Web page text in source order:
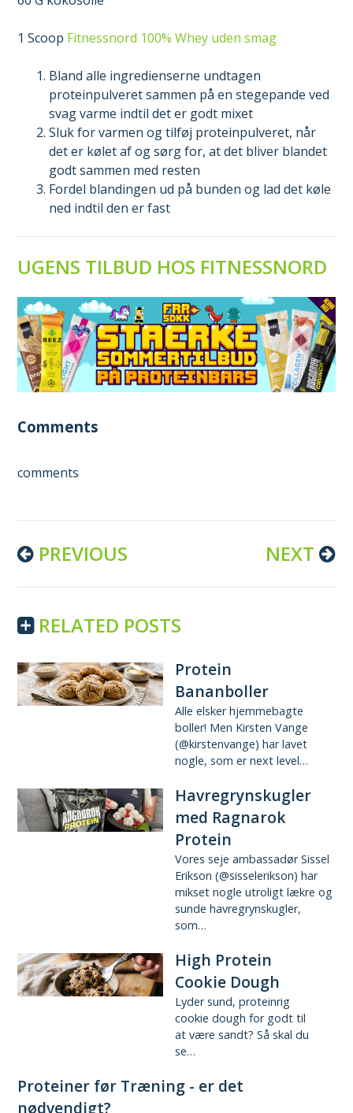
1 Scoop Fitnessnord 100% Whey uden smag
Bland alle ingredienserne undtagen
proteinpulveret sammen på en stegepande ved
svag varme indtil det er godt mixet
Sluk for varmen og tilføj proteinpulveret, når
det er kølet af og sørg for, at det bliver blandet
godt sammen med resten
Fordel blandingen ud på bunden og lad det køle
ned indtil den er fast
UGENS TILBUD HOS FITNESSNORD
Comments
comments
Continue
Reading
PREVIOUS NEXT
RELATED POSTS
Protein
Bananboller
Alle elsker hjemmebagte
boller! Men Kirsten Vange
(@kirstenvange) har lavet
nogle, som er next level…
Havregrynskugler
med Ragnarok
Protein
Vores seje ambassadør Sissel
Erikson (@sisselerikson) har
mikset nogle utroligt lækre og
sunde havregrynskugler,
som…
High Protein
Cookie Dough
Lyder sund, proteinrig
cookie dough for godt til
at være sandt? Så skal du
se…
Proteiner før Træning - er det
nødvendigt?